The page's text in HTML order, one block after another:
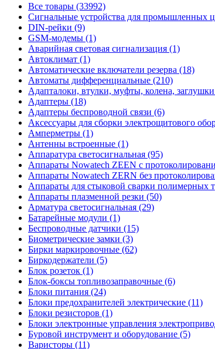
Все товары (33992)
Cигнальные устройства для промышленных
DIN-рейки (9)
GSM-модемы (1)
Аварийная световая сигнализация (1)
Автоклимат (1)
Автоматические включатели резерва (18)
Автоматы дифференциальные (210)
Адапталоки, втулки, муфты, колена,
Адаптеры (18)
Адаптеры беспроводной связи (6)
Аксессуары для сборки электрощитового
Амперметры (1)
Антенны встроенные (1)
Аппаратура светосигнальная (95)
Аппараты Nowatech ZEEN c
Аппараты Nowatech ZERN без
Аппараты для стыковой сварки полимерных
Аппараты плазменной резки (50)
Арматура светосигнальная (29)
Батарейные модули (1)
Беспроводные датчики (15)
Биометрические замки (3)
Бирки маркировочные (62)
Биркодержатели (5)
Блок розеток (1)
Блок-боксы топливозаправочные (6)
Блоки питания (24)
Блоки предохранителей электрические (11)
Блоки резисторов (1)
Блоки электронные управления
Буровой инструмент и оборудование (5)
Варисторы (11)